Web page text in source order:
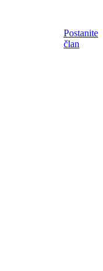
Postanite
član